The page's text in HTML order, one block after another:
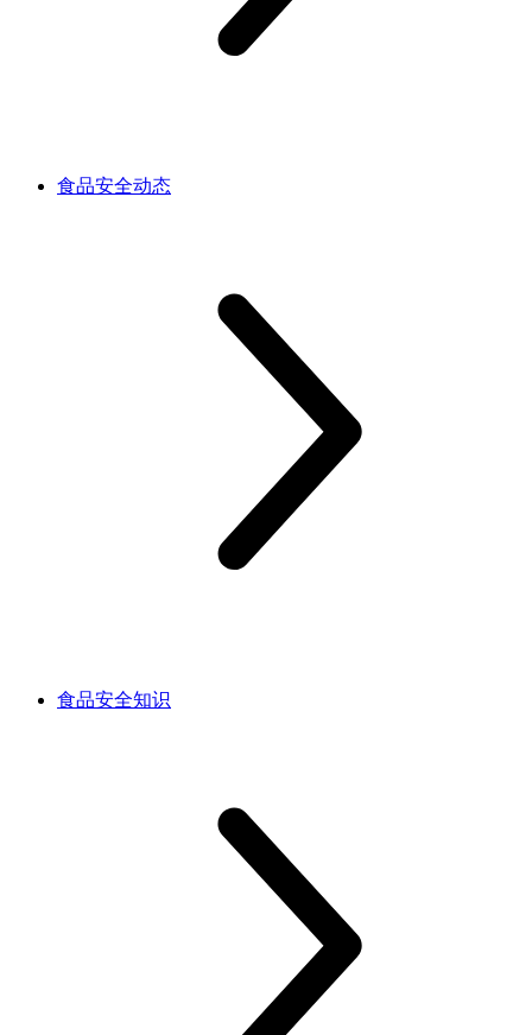
食品安全动态
食品安全知识